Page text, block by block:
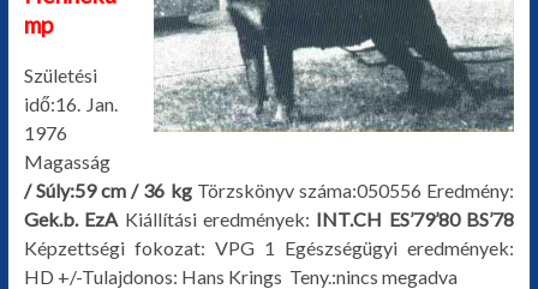
mp
Születési
idő:16. Jan.
1976
Magasság
/ Súly:59 cm / 36 kgTörzskönyv száma:050556 Eredmény:
Gek.b. EzA Kiállítási eredmények: INT.CH ES’79’80 BS’78
Képzettségi fokozat: VPG 1 Egészségügyi eredmények:
HD +/-Tulajdonos: Hans Krings Teny.:nincs megadva